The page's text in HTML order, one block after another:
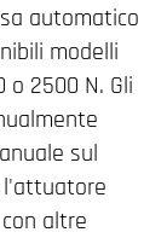
automatico
modelli
o 2500 N. Gli
sul
l'attuatore
altre